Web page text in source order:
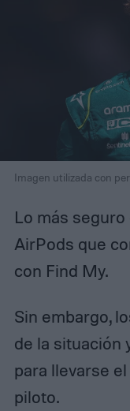
Imagen utilizada con
Lo más
AirPods que
con Find My.
Sin embargo,
de la situación
para llevarse
piloto.